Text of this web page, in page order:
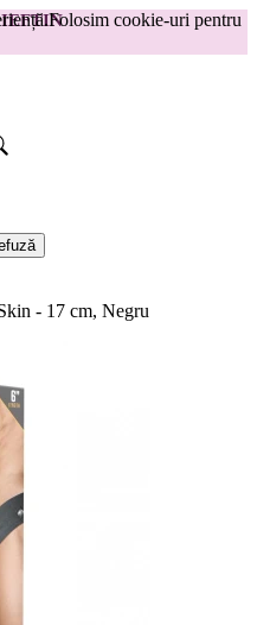
Folosim cookie-uri pentru
- 17 cm, Negru